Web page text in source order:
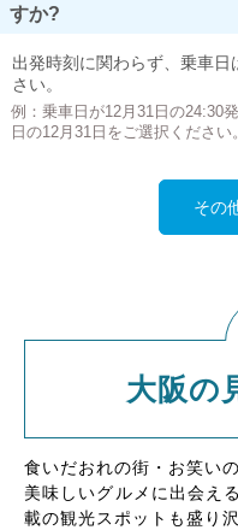
すか?
出発時刻に関わらず、乗車
さい。
例：乗車日が12月31日の24:30
日の12月31日をご選択ください。
その
大阪の
食いだおれの街・お笑い
美味しいグルメに出会え
載の観光スポットも盛り沢